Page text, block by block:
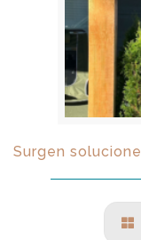
Surgen